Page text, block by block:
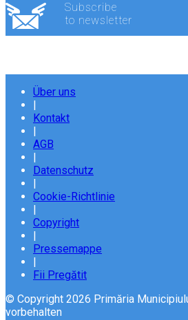
Subscribe
to newsletter
Über uns
Kontakt
AGB
Datenschutz
Cookie-Richtlinie
Copyright
Pressemappe
Fii Pregătit
© Copyright 2026 Primăria
vorbehalten